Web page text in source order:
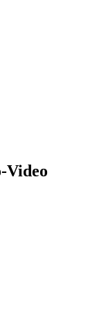
Video